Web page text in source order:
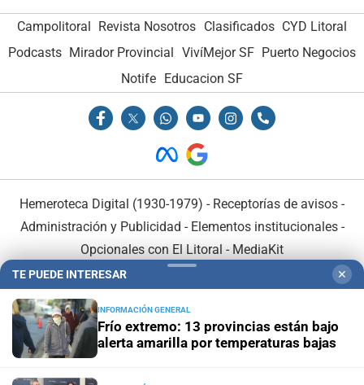
Campolitoral Revista Nosotros Clasificados CYD Litoral
Podcasts Mirador Provincial VivíMejor SF Puerto Negocios
Notife Educacion SF
Hemeroteca Digital (1930-1979) - Receptorías de avisos -
Administración y Publicidad - Elementos institucionales-
Opcionales con El Litoral - MediaKit
TE PUEDE INTERESAR ✕
INFORMACIÓN GENERAL
Frío extremo: 13 provincias están bajo
alerta amarilla por temperaturas bajas